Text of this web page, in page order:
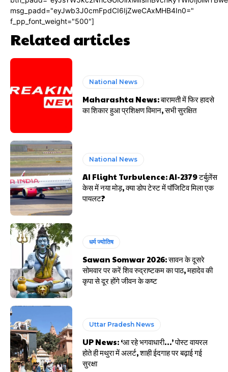
msg_padd="eyJwb3J0cmFpdCI6IjZweCAxMHB4In0="
f_pp_font_weight="500"]
Related articles
National News
Maharashta News: बारामती में फिर हादसे
का शिकार हुआ प्रशिक्षण विमान, सभी सुरक्षित
National News
AI Flight Turbulence: AI-2379 टर्बुलेंस
केस में नया मोड़, क्या डोप टेस्ट में पॉजिटिव मिला एक
पायलट?
धर्म ज्योतिष
Sawan Somwar 2026: सावन के दूसरे
सोमवार पर करें शिव रुद्राष्टकम का पाठ, महादेव की
कृपा से दूर होंगे जीवन के कष्ट
Uttar Pradesh News
UP News: ‘आ रहे भगवाधारी…’ पोस्ट वायरल
होते ही मथुरा में अलर्ट, शाही ईदगाह पर बढ़ाई गई
सुरक्षा